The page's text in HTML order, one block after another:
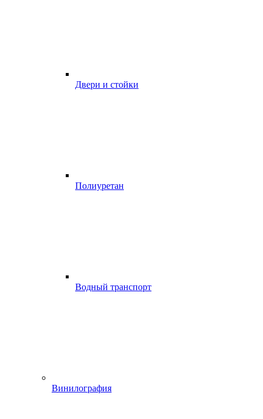
Двери и стойки
Полиуретан
Водный транспорт
Винилография